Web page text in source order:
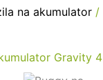
na akumulator /